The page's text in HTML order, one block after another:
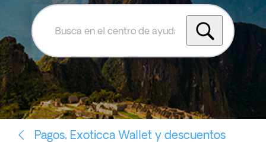
Busca
el
centro
de
ayuda
de
Exoticca
Pagos, Exoticca Wallet y descuentos